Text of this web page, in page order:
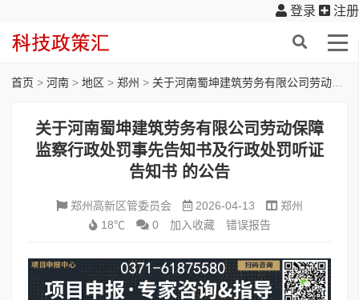
登录 注册
首页 > 河南 > 地区 > 郑州 > 关于河南蜀坤建筑劳务有限公司劳动保障监察行政处罚事先告知书及行政处罚听证告知书 的公告
关于河南蜀坤建筑劳务有限公司劳动保障
监察行政处罚事先告知书及行政处罚听证
告知书 的公告
郑州高新区管委员会 2026-04-13
郑州
18℃
0 加入收藏 错误报告